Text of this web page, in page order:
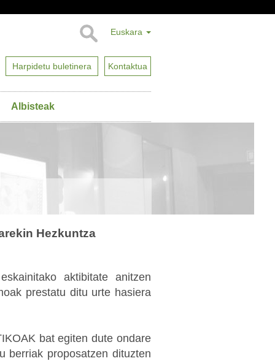
Euskara
Harpidetu buletinera Kontaktua
Albisteak
Hezkuntza
aktibitate anitzen
prestatu ditu urte hasiera
bat egiten dute ondare
berriak proposatzen dituzten